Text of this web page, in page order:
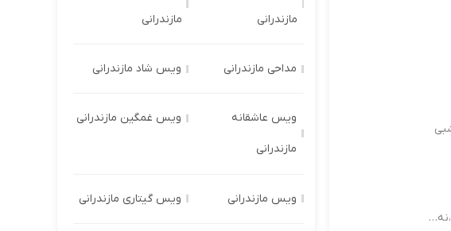
مازندرانی مازندرانی
مداحی مازندرانی ویس شاد مازندرانی
ویس عاشقانه
مازندرانی
ویس غمگین مازندرانی
ویس مازندرانی ویس گیتاری مازندرانی